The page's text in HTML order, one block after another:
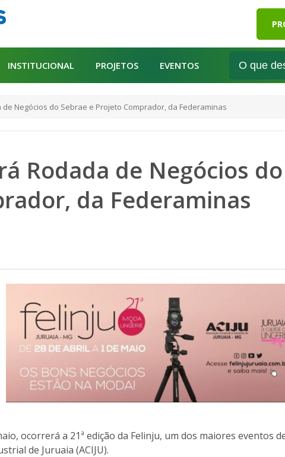
INSTITUCIONAL PROJETOS EVENTOS
de Negócios do Sebrae e Projeto Comprador, da Federaminas
Rodada de Negócios
da Federaminas
ocorrerá a 21ª edição da Felinju, um dos maiores eventos
de Juruaia (ACIJU).